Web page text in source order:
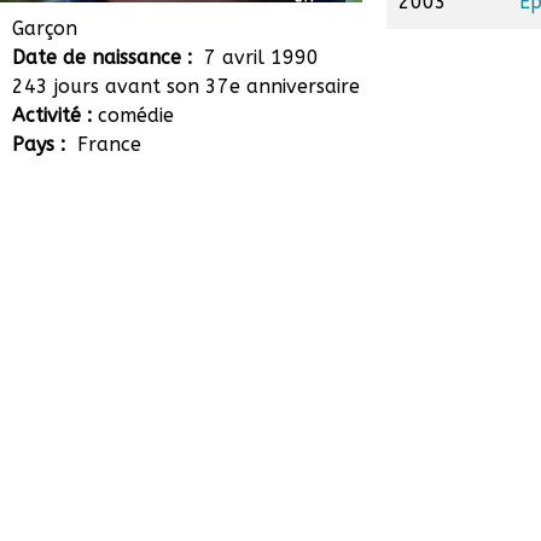
Brieuc Quiniou
Garçon
Date de naissance : 7 avril 1990
243 jours avant son 37e anniversaire
Activité : comédie
Pays : France